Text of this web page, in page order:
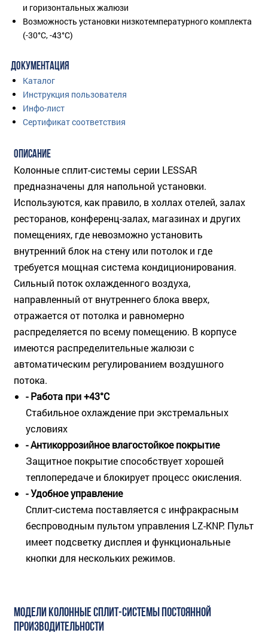
и горизонтальных жалюзи
Возможность установки низкотемпературного комплекта
(-30°C, -43°C)
ДОКУМЕНТАЦИЯ
Каталог
Инструкция пользователя
Инфо-лист
Сертификат соответствия
ОПИСАНИЕ
Колонные сплит-системы серии LESSAR
предназначены для напольной установки.
Используются, как правило, в холлах отелей, залах
ресторанов, конференц-залах, магазинах и других
помещениях, где невозможно установить
внутренний блок на стену или потолок и где
требуется мощная система кондиционирования.
Сильный поток охлажденного воздуха,
направленный от внутреннего блока вверх,
отражается от потолка и равномерно
распределяется по всему помещению. В корпусе
имеются распределительные жалюзи с
автоматическим регулированием воздушного
потока.
- Работа при +43°C
Стабильное охлаждение при экстремальных
условиях
- Антикоррозийное влагостойкое покрытие
Защитное покрытие способствует хорошей
теплопередаче и блокирует процесс окисления.
- Удобное управление
Сплит-система поставляется с инфракрасным
беспроводным пультом управления LZ-KNP. Пульт
имеет подсветку дисплея и функциональные
кнопки для нескольких режимов.
МОДЕЛИ КОЛОННЫЕ СПЛИТ-СИСТЕМЫ ПОСТОЯННОЙ
ПРОИЗВОДИТЕЛЬНОСТИ